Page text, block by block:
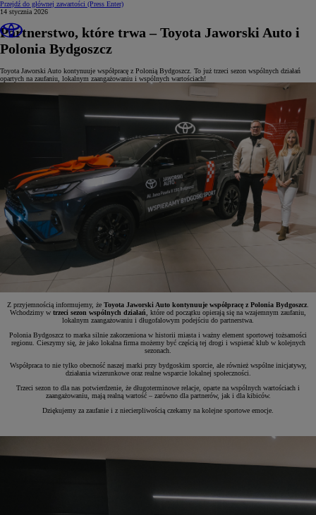
Przejdź do głównej zawartości (Press Enter)
14 stycznia 2026
Partnerstwo, które trwa – Toyota Jaworski Auto i
Polonia Bydgoszcz
Toyota Jaworski Auto kontynuuje współpracę z Polonią Bydgoszcz. To już trzeci sezon wspólnych działań
opartych na zaufaniu, lokalnym zaangażowaniu i wspólnych wartościach!
Z przyjemnością informujemy, że Toyota Jaworski Auto kontynuuje współpracę z Polonia Bydgoszcz.
Wchodzimy w trzeci sezon wspólnych działań, które od początku opierają się na wzajemnym zaufaniu,
lokalnym zaangażowaniu i długofalowym podejściu do partnerstwa.
Polonia Bydgoszcz to marka silnie zakorzeniona w historii miasta i ważny element sportowej tożsamości
regionu. Cieszymy się, że jako lokalna firma możemy być częścią tej drogi i wspierać klub w kolejnych
sezonach.
Współpraca to nie tylko obecność naszej marki przy bydgoskim sporcie, ale również wspólne inicjatywy,
działania wizerunkowe oraz realne wsparcie lokalnej społeczności.
Trzeci sezon to dla nas potwierdzenie, że długoterminowe relacje, oparte na wspólnych wartościach i
zaangażowaniu, mają realną wartość – zarówno dla partnerów, jak i dla kibiców.
Dziękujemy za zaufanie i z niecierpliwością czekamy na kolejne sportowe emocje.